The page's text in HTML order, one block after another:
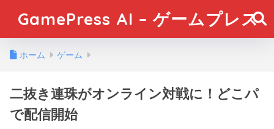
GamePress AI – ゲームプレス
ホーム ゲーム
二抜き連珠がオンライン対戦に！どこパ
で配信開始